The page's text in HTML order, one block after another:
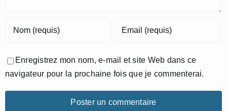
Enregistrez mon nom, e-mail et site Web dans ce
navigateur pour la prochaine fois que je commenterai.